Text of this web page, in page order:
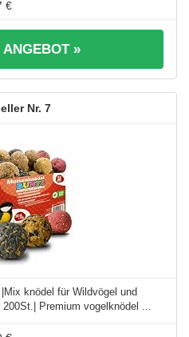
€
ANGEBOT »
7
knödel für Wildvögel und
Premium vogelknödel ...